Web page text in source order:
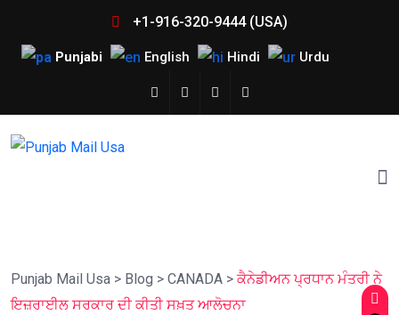
+1-916-320-9444 (USA)
Punjabi English Hindi Urdu
Punjab Mail Usa > Blog > CANADA > ਕੈਨੇਡੀਅਨ ਪ੍ਰਧਾਨ ਮੰਤਰੀ ਨੇ
ਇਜ਼ਰਾਈਲ ਸਰਕਾਰ ਦੀ ਕੀਤੀ ਸਖ਼ਤ ਆਲੋਚਨਾ